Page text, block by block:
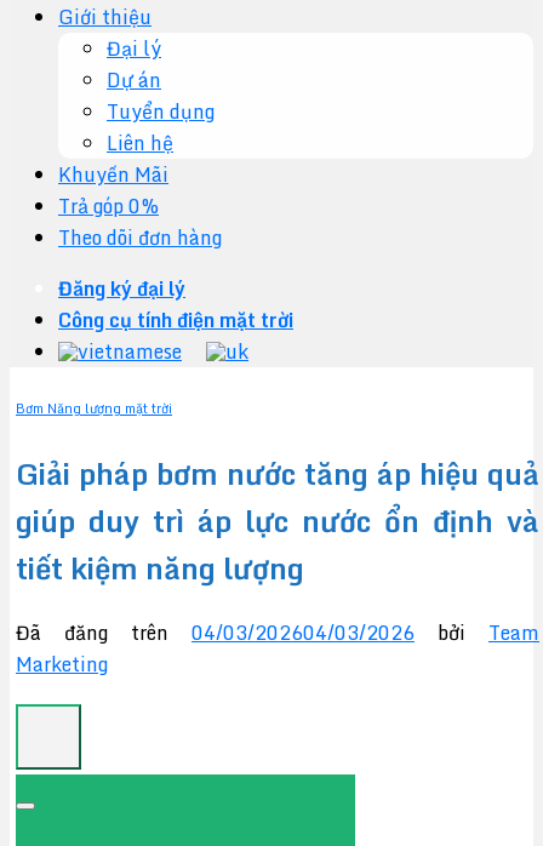
Giới thiệu
Đại lý
Dự án
Tuyển dụng
Liên hệ
Khuyến Mãi
Trả góp 0%
Theo dõi đơn hàng
Đăng ký đại lý
Công cụ tính điện mặt trời
Bơm Năng lượng mặt trời
Giải pháp bơm nước tăng áp hiệu quả
giúp duy trì áp lực nước ổn định và
tiết kiệm năng lượng
Đã đăng trên 04/03/202604/03/2026 bởi Team
Marketing